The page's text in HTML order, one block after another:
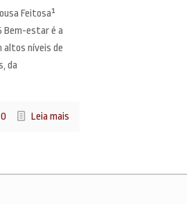
Feitosa¹
Bem-estar é a
altos níveis de
da
0 Leia mais